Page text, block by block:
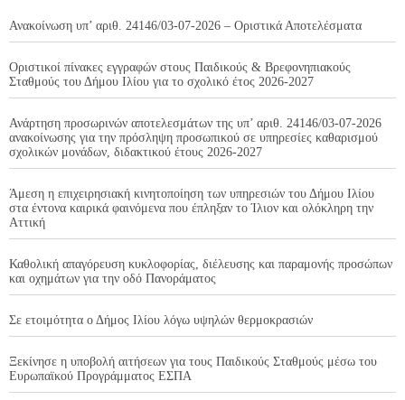
Ανακοίνωση υπ’ αριθ. 24146/03-07-2026 – Οριστικά Αποτελέσματα
Οριστικοί πίνακες εγγραφών στους Παιδικούς & Βρεφονηπιακούς
Σταθμούς του Δήμου Ιλίου για το σχολικό έτος 2026-2027
Ανάρτηση προσωρινών αποτελεσμάτων της υπ’ αριθ. 24146/03-07-2026
ανακοίνωσης για την πρόσληψη προσωπικού σε υπηρεσίες καθαρισμού
σχολικών μονάδων, διδακτικού έτους 2026-2027
Άμεση η επιχειρησιακή κινητοποίηση των υπηρεσιών του Δήμου Ιλίου
στα έντονα καιρικά φαινόμενα που έπληξαν το Ίλιον και ολόκληρη την
Αττική
Καθολική απαγόρευση κυκλοφορίας, διέλευσης και παραμονής προσώπων
και οχημάτων για την οδό Πανοράματος
Σε ετοιμότητα ο Δήμος Ιλίου λόγω υψηλών θερμοκρασιών
Ξεκίνησε η υποβολή αιτήσεων για τους Παιδικούς Σταθμούς μέσω του
Ευρωπαϊκού Προγράμματος ΕΣΠΑ